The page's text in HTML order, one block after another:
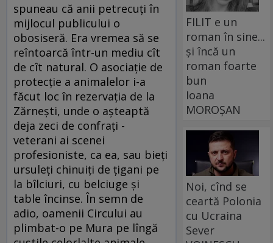
spuneau că anii petrecuţi în
mijlocul publicului o
obosiseră. Era vremea să se
reîntoarcă într-un mediu cît
de cît natural. O asociaţie de
protecţie a animalelor i-a
făcut loc în rezervaţia de la
Zărneşti, unde o aşteaptă
deja zeci de confraţi -
veterani ai scenei
profesioniste, ca ea, sau bieţi
ursuleţi chinuiţi de ţigani pe
la bîlciuri, cu belciuge şi
table încinse. În semn de
adio, oamenii Circului au
plimbat-o pe Mura pe lîngă
FILIT e un
roman în sine...
și încă un
roman foarte
bun
Ioana
MOROȘAN
Noi, cînd se
ceartă Polonia
cu Ucraina
Sever